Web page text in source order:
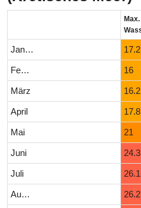
Max.
Januar 17.2
Februar 16
März 16.2
April 17.8
Mai 21
Juni 24.3
Juli 26.1
August 26.2